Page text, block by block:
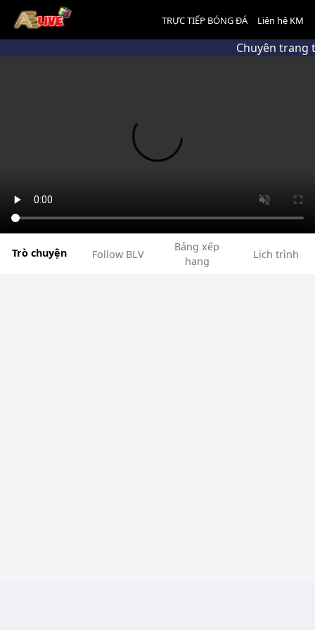
TRỰC TIẾP BÓNG ĐÁ Liên hệ KM
Chuyên trang
Trò chuyện Follow BLV
Bảng xếp
hạng
Lịch trình